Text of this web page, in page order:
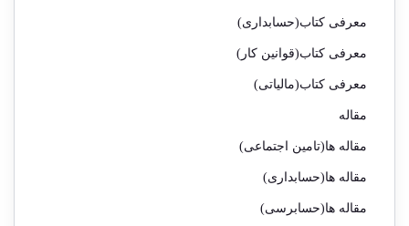
معرفی کتاب(حسابداری)
معرفی کتاب(قوانین کار)
معرفی کتاب(مالیاتی)
مقاله
مقاله ها(تامین اجتماعی)
مقاله ها(حسابداری)
مقاله ها(حسابرسی)